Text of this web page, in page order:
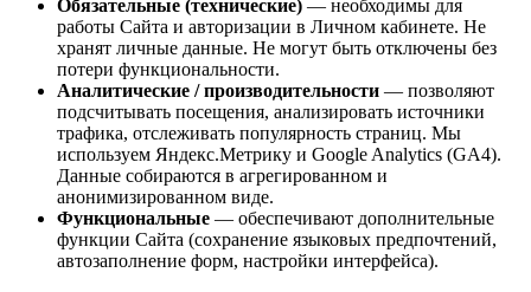
Обязательные (технические) — необходимы для
работы Сайта и авторизации в Личном кабинете. Не
хранят личные данные. Не могут быть отключены без
потери функциональности.
Аналитические / производительности — позволяют
подсчитывать посещения, анализировать источники
трафика, отслеживать популярность страниц. Мы
используем Яндекс.Метрику и Google Analytics (GA4).
Данные собираются в агрегированном и
анонимизированном виде.
Функциональные — обеспечивают дополнительные
функции Сайта (сохранение языковых предпочтений,
автозаполнение форм, настройки интерфейса).